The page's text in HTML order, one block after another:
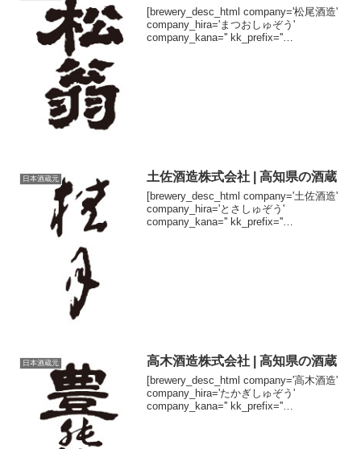
[brewery_desc_html company='松尾酒造'
company_hira='まつおしゅぞう'
company_kana='' kk_prefix=''
日本酒蔵元 土佐酒造株式会社 | 高知県の酒蔵
[brewery_desc_html company='土佐酒造'
company_hira='とさしゅぞう'
company_kana='' kk_prefix=''
日本酒蔵元 高木酒造株式会社 | 高知県の酒蔵
[brewery_desc_html company='高木酒造'
company_hira='たかぎしゅぞう'
company_kana='' kk_prefix=''